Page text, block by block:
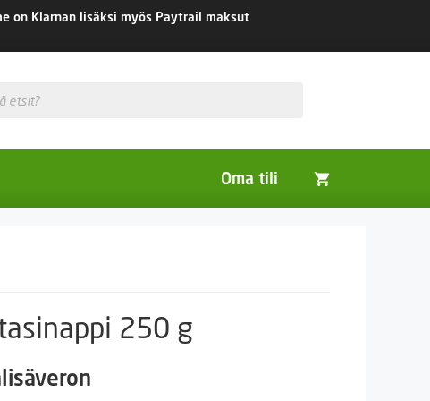
on Klarnan lisäksi myös Paytrail maksut
Oma tili
250 g